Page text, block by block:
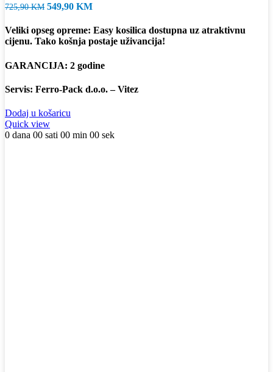
725,90KM Izvorna
bila
je:
725,90 KM.
549,90 KMTrenutna
je:
549,90 KM.
Veliki opseg opreme: Easy kosilica dostupna uz atraktivnu
cijenu. Tako košnja postaje uživancija!
GARANCIJA: 2 godine
Servis: Ferro-Pack d.o.o. – Vitez
Dodaj u košaricu
Quick view
0 dana 00 sati 00 min 00 sek